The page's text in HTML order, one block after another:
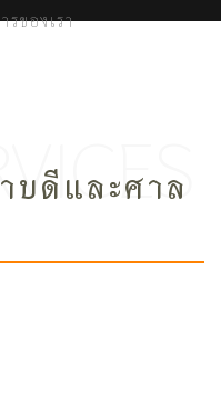
รของเรา
บดีและศาล